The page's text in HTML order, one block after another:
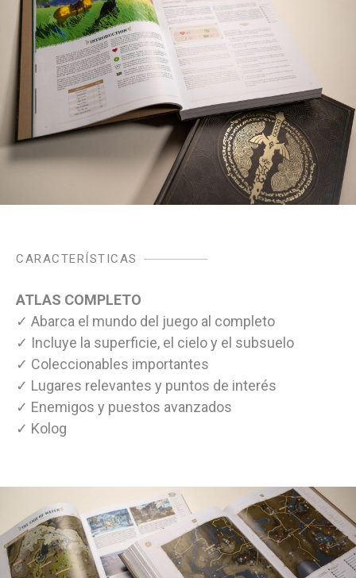
CARACTERÍSTICAS
ATLAS COMPLETO
✓ Abarca el mundo del juego al completo
✓ Incluye la superficie, el cielo y el subsuelo
✓ Coleccionables importantes
✓ Lugares relevantes y puntos de interés
✓ Enemigos y puestos avanzados
✓ Kolog